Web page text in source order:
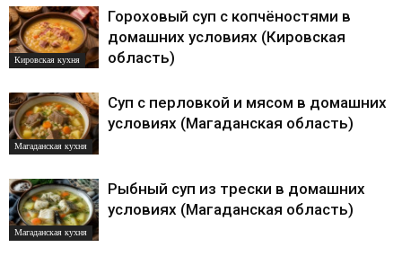
Кировская кухня
Гороховый суп с копчёностями в
домашних условиях (Кировская
область)
Магаданская кухня
Суп с перловкой и мясом в домашних
условиях (Магаданская область)
Магаданская кухня
Рыбный суп из трески в домашних
условиях (Магаданская область)